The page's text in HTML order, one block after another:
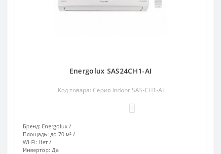
Energolux SAS24CH1-AI
Код товара: Серия Indoor SAS-CH1-AI
Бренд: Energolux
Площадь: до 70 м²
Wi-Fi: Нет
Инвертор: Да